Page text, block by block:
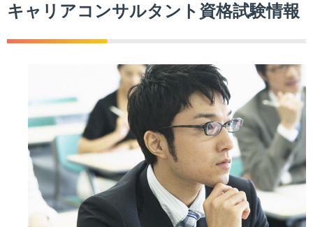
キャリアコンサルタント資格試験情報